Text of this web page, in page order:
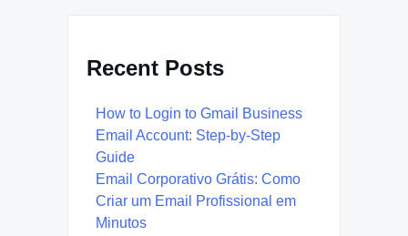
Recent Posts
How to Login to Gmail Business
Email Account: Step-by-Step
Guide
Email Corporativo Grátis: Como
Criar um Email Profissional em
Minutos